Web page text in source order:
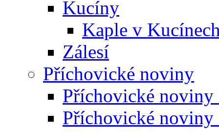
Kucíny
Kaple v
Zálesí
Příchovické noviny
Příchovické noviny
Příchovické noviny